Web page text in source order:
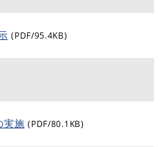
(PDF/95.4KB)
実施 (PDF/80.1KB)